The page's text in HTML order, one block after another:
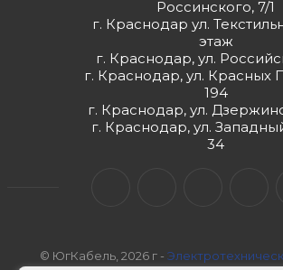
Россинского, 7/1
г. Краснодар ул.
этаж
г. Краснодар, ул.
г. Краснодар, ул. Красных
194
г. Краснодар, ул.
г. Краснодар, ул.
34
© ЮгКабель, 2026 г -